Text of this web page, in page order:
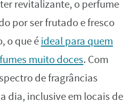
revitalizante, o perfume
por ser frutado e fresco
o que éideal para quem
muito doces. Com
de fragrâncias
dia, inclusive em locais de